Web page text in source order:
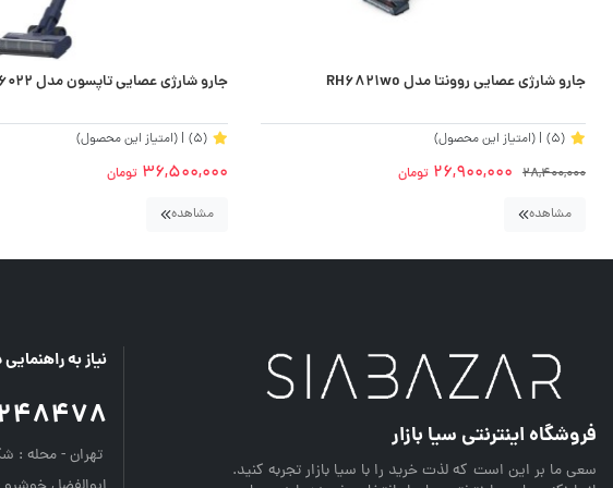
جارو شارژی عصایی روونتا مدل RH6821wo
(5)
| (امتیاز این محصول)
28,400,000
26,900,000 تومان
مشاهده
جارو شارژی عصایی تاپسون مدل VC-T6022
(5) | (امتیاز این محصول)
36,500,000 تومان
مشاهده
فروشگاه اینترنتی سیا بازار
سعی ما بر این است که لذت خرید را با سیا بازار تجربه کنید.
نیاز به
تهران - محله :